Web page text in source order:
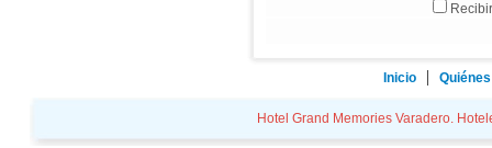
Inicio
Hotel Grand Memories Varadero.